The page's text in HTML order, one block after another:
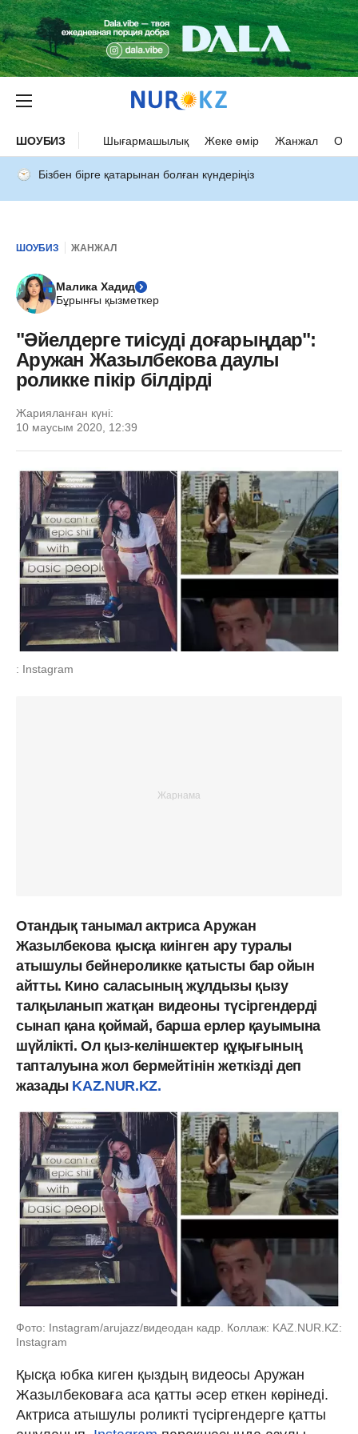
ШОУБИЗ Шығармашылық Жеке өмір Жанжал
Бізбен бірге қатарынан болған күндеріңіз
ШОУБИЗ ЖАНЖАЛ
Малика Хадид
Бұрынғы қызметкер
"Әйелдерге тиісуді доғарыңдар":
Аружан Жазылбекова даулы
роликке пікір білдірді
Жарияланған күні:
10 маусым 2020, 12:39
: Instagram
Отандық танымал актриса Аружан
Жазылбекова қысқа киінген ару туралы
атышулы бейнероликке қатысты бар ойын
айтты. Кино саласының жұлдызы қызу
талқыланып жатқан видеоны түсіргендерді
сынап қана қоймай, барша ерлер қауымына
шүйлікті. Ол қыз-келіншектер құқығының
тапталуына жол бермейтінін жеткізді деп
жазады KAZ.NUR.KZ.
Фото: Instagram/arujazz/видеодан кадр. Коллаж: KAZ.NUR.KZ:
Instagram
Қысқа юбка киген қыздың видеосы Аружан
Жазылбековаға аса қатты әсер еткен көрінеді.
Актриса атышулы роликті түсіргендерге қатты